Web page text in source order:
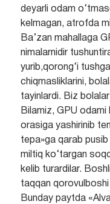
deyarli odam
kelmagan, atrofda
Ba’zan mahallaga
nimalarnidir
yurib,qorong‘i
chiqmasliklarini,
tayinlardi. Biz
Bilamiz, GPU
orasiga yashirinib
tepa»ga qarab pusib
miltiq ko‘targan
kelib turardilar.
taqqan
Bunday paytda